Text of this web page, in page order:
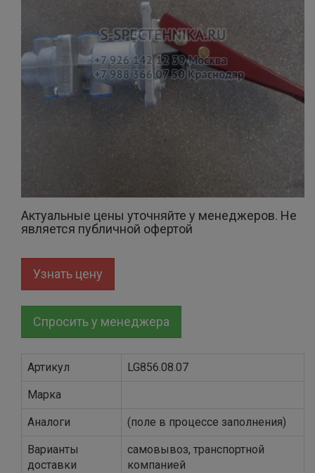
Актуальные цены уточняйте у менеджеров. Не
является публичной офертой
Узнать цену
Спросить у менеджера
Артикул LG856.08.07
Марка
Аналоги (поле в процессе заполнения)
Варианты
доставки
самовывоз, транспортной
компанией